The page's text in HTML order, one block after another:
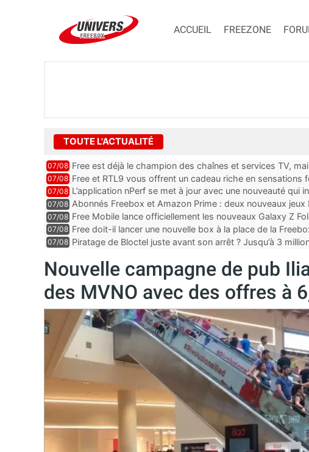
ACCUEIL FREEZONE
TOUTE L'ACTUALITÉ
07/08 Free est déjà le champion des chaînes et services TV,
encore au moin...
07/08 Free et RTL9 vous offrent un cadeau riche en sensations
l’obtenir
07/08 L’application nPerf se met à jour avec une nouveauté qui
Mobile, Orange, SFR ...
07/08 Abonnés Freebox et Amazon Prime : deux nouveaux
07/08 Free Mobile lance officiellement les nouveaux Galaxy Z
des promos et des cadeaux
07/08 Free doit-il lancer une nouvelle box à la place de la
07/08 Piratage de Bloctel juste avant son arrêt ? Jusqu’à 3
Nouvelle campagne de pub
des MVNO avec des offres à